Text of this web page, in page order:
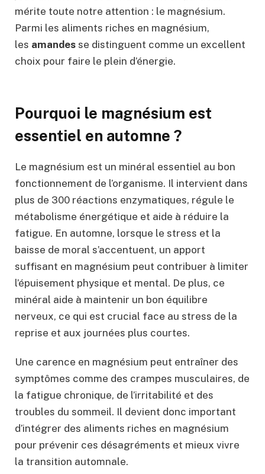
mérite toute notre attention : le magnésium.
Parmi les aliments riches en magnésium,
les amandes se distinguent comme un excellent
choix pour faire le plein d’énergie.
Pourquoi le magnésium est
essentiel en automne ?
Le magnésium est un minéral essentiel au bon
fonctionnement de l’organisme. Il intervient dans
plus de 300 réactions enzymatiques, régule le
métabolisme énergétique et aide à réduire la
fatigue. En automne, lorsque le stress et la
baisse de moral s’accentuent, un apport
suffisant en magnésium peut contribuer à limiter
l’épuisement physique et mental. De plus, ce
minéral aide à maintenir un bon équilibre
nerveux, ce qui est crucial face au stress de la
reprise et aux journées plus courtes.
Une carence en magnésium peut entraîner des
symptômes comme des crampes musculaires, de
la fatigue chronique, de l’irritabilité et des
troubles du sommeil. Il devient donc important
d’intégrer des aliments riches en magnésium
pour prévenir ces désagréments et mieux vivre
la transition automnale.